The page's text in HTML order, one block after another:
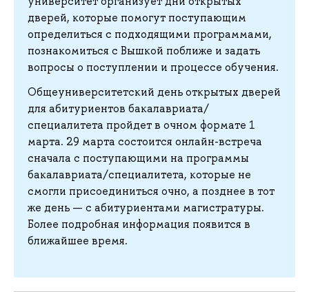
дверей, которые помогут поступающим
определиться с подходящими программами,
познакомиться с Вышкой поближе и задать
вопросы о поступлении и процессе обучения.
Общеуниверситетский день открытых дверей
для абитуриентов бакалавриата/
специалитета пройдет в очном формате 1
марта. 29 марта состоится онлайн-встреча
сначала с поступающими на программы
бакалавриата/специалитета, которые не
смогли присоединиться очно, а позднее в тот
же день — с абитуриентами магистратуры.
Более подробная информация появится в
ближайшее время.